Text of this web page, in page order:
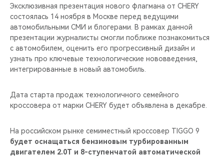
Эксклюзивная презентация нового флагмана от CHERY
состоялась 14 ноября в Москве перед ведущими
автомобильными СМИ и блогерами. В рамках данной
презентации журналисты смогли поближе познакомиться
с автомобилем, оценить его прогрессивный дизайн и
узнать про ключевые технологические нововведения,
интегрированные в новый автомобиль.
Дата старта продаж технологичного семейного
кроссовера от марки CHERY будет объявлена в декабре.
На российском рынке семиместный кроссовер TIGGO 9
будет оснащаться бензиновым турбированным
двигателем 2.0T и 8-ступенчатой автоматической